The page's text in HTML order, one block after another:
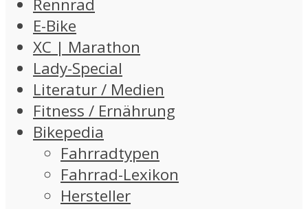
Rennrad
E-Bike
XC | Marathon
Lady-Special
Literatur / Medien
Fitness / Ernährung
Bikepedia
Fahrradtypen
Fahrrad-Lexikon
Hersteller